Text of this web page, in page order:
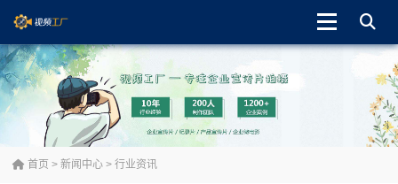
首页 > 新闻中心 > 行业资讯